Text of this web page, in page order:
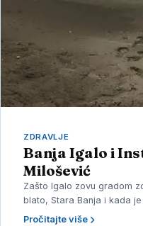
ZDRAVLJE
Banja Igalo i
Milošević
Zašto Igalo zovu gradom
blato, Stara Banja i kada
Pročitajte više